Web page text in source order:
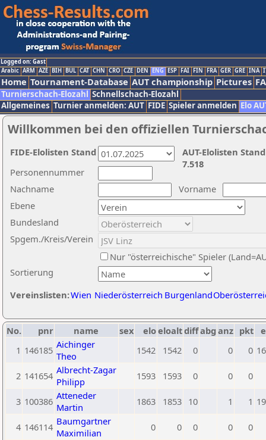
Logged on: Gast
Arabic ARM AZE BIH BUL CAT CHN CRO CZE DEN ENG ESP FAI FIN FRA GER GRE INA
Home Tournament-Database AUT championship Pictures
Turnierschach-Elozahl Schnellschach-Elozahl
Allgemeines Turnier anmelden: AUT FIDE Spieler anmelden Elo
Willkommen bei den offiziellen
Nachname
Vorname
Ebene
Sortierung
Personennummer
Bundesland
Spgem./Kreis/Verein
Nur "österreichische" Spieler
Vereinslisten:Wien Niederösterreich Burgenland
AUT-Elolisten
7.518
FIDE-Elolisten Stand
No. pnr name sex eloeloaltdiffabg anz pkt
1 146185 Aichinger
Theo
1542 1542 0 0 0
2 141654 Albrecht-Zagar
Philipp
1593 1593 0 0 0
3 100386 Atteneder
Martin
1863 1853 10 1 1
4 146114 Baumgartner
Maximilian
0 0 0 0 0